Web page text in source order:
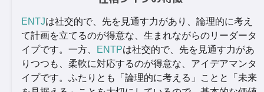
ENTJは社交的で、先を見通す力があり、論理的に考え
て計画を立てるのが得意な、生まれながらのリーダータ
イプです。一方、
ENTPは社交的で、先を見通す力があ
りつつも、柔軟に対応するのが得意な、アイデアマンタ
イプです。ふたりとも「論理的に考える」ことと「未来